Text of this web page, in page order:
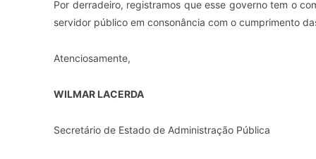
Por derradeiro, registramos que esse governo tem o
servidor público em consonância com o cumprimento
Atenciosamente,
WILMAR LACERDA
Secretário de Estado de Administração Pública